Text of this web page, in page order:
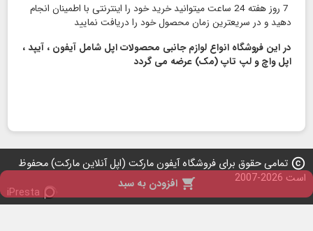
 افزودن به سبد
7 روز هفته 24 ساعت میتوانید خرید خود را اینترنتی با اطمینان انجام
دهید و در سریعترین زمان محصول خود را دریافت نمایید
در این فروشگاه انواع لوازم جانبی محصولات اپل شامل آیفون ، آیپد ،
اپل واچ و لپ تاپ (مک) عرضه می گردد
copyright تمامی حقوق برای فروشگاه آیفون مارکت (اپل آنلاین مارکت) محفوظ
است 2026-2007
iPresta